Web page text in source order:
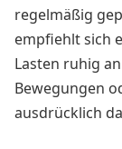
regelmäßig
empfiehlt sich
Lasten ruhig
Bewegungen
ausdrücklich